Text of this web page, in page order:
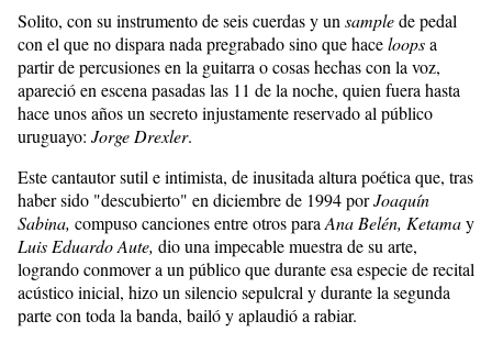
Solito, con su instrumento de seis cuerdas y unsamplede pedal
con el que no dispara nada pregrabado sino que haceloopsa
partir de percusiones en la guitarra o cosas hechas con la voz,
apareció en escena pasadas las 11 de la noche, quien fuera hasta
hace unos años un secreto injustamente reservado al público
uruguayo: Jorge Drexler.
Este cantautor sutil e intimista, de inusitada altura poética que, tras
haber sido "descubierto" en diciembre de 1994 porJoaquín
Sabina, compuso canciones entre otros paraAna Belén, Ketamay
Luis Eduardo Aute, dio una impecable muestra de su arte,
logrando conmover a un público que durante esa especie de recital
acústico inicial, hizo un silencio sepulcral y durante la segunda
parte con toda la banda, bailó y aplaudió a rabiar.